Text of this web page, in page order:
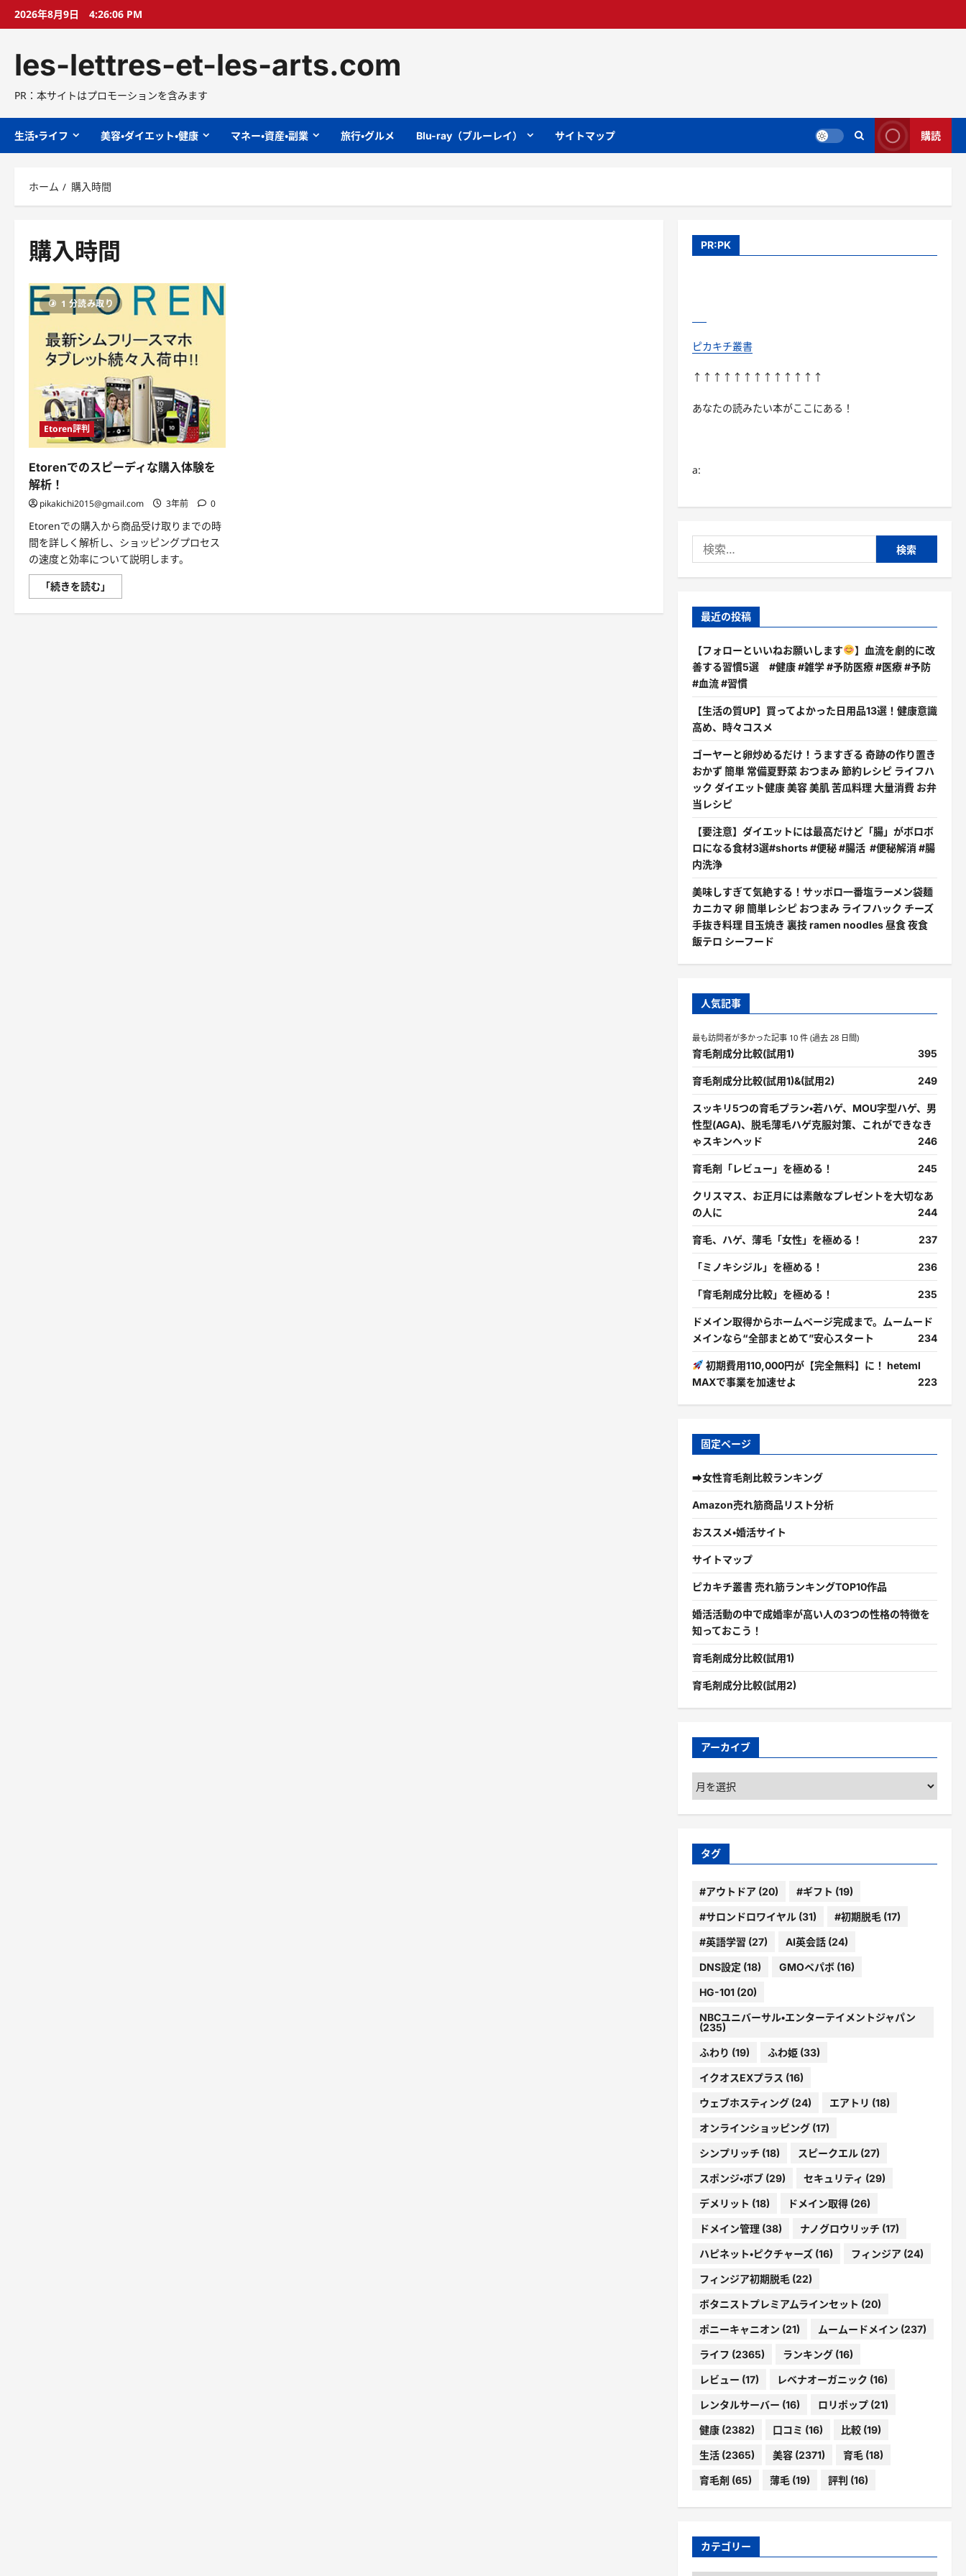
プ
2026年8月9日 4:26:07 PM
les-lettres-et-les-arts.com
PR：本サイトはプロモーションを含みます
生活・ライフ 美容・ダイエット・健康 マネー・資産・副業 旅行・グルメ Blu-ray（ブルーレイ） サイトマップ 購読
ホーム 購入時間
購入時間
1 分読み取り
Etoren評判
Etorenでのスピーディな購入体験を
解析！
pikakichi2015@gmail.com 3年前 0
Etorenでの購入から商品受け取りまでの時
間を詳しく解析し、ショッピングプロセス
の速度と効率について説明します。
「続きを読む」
で
ス
PR:PK
ピカキチ叢書
↑↑↑↑↑↑↑↑↑↑↑↑↑
あなたの読みたい本がここにある！
a:
索:
最近の投稿
【フォローといいねお願いします
】血流を劇的に改
善する習慣5選 #健康 #雑学 #予防医療 #医療 #予防
#血流 #習慣
【生活の質UP】買ってよかった日用品13選！健康意識
高め、時々コスメ
ゴーヤーと卵炒めるだけ！うますぎる 奇跡の作り置き
おかず 簡単 常備夏野菜 おつまみ 節約レシピ ライフハ
ック ダイエット健康 美容 美肌 苦瓜料理 大量消費 お弁
当レシピ
【要注意】ダイエットには最高だけど「腸」がボロボ
ロになる食材3選#shorts #便秘 #腸活 #便秘解消 #腸
内洗浄
美味しすぎて気絶する！サッポロ一番塩ラーメン袋麺
カニカマ 卵 簡単レシピ おつまみ ライフハック チーズ
手抜き料理 目玉焼き 裏技 ramen noodles 昼食 夜食
飯テロ シーフード
人気記事
最も訪問者が多かった記事 10 件 (過去 28 日間)
育毛剤成分比較(試用1) 395
育毛剤成分比較(試用1)&(試用2) 249
スッキリ5つの育毛プラン・若ハゲ、MOU字型ハゲ、男
性型(AGA)、脱毛薄毛ハゲ克服対策、これができなき
ゃスキンヘッド
246
育毛剤「レビュー」を極める！ 245
クリスマス、お正月には素敵なプレゼントを大切なあ
の人に
244
育毛、ハゲ、薄毛「女性」を極める！ 237
「ミノキシジル」を極める！ 236
「育毛剤成分比較」を極める！ 235
ドメイン取得からホームページ完成まで。ムームード
メインなら“全部まとめて”安心スタート
234
初期費用110,000円が【完全無料】に！ heteml
MAXで事業を加速せよ
223
固定ページ
➡女性育毛剤比較ランキング
Amazon売れ筋商品リスト分析
おススメ・婚活サイト
サイトマップ
ピカキチ叢書 売れ筋ランキングTOP10作品
婚活活動の中で成婚率が高い人の3つの性格の特徴を
知っておこう！
育毛剤成分比較(試用1)
育毛剤成分比較(試用2)
アーカイブ
ア
ー
カ
ブ
タグ
#アウトドア(20) #ギフト (19)
#サロンドロワイヤル(31) #初期脱毛(17)
#英語学習 (27) AI英会話(24)
DNS設定 (18) GMOペパボ(16)
HG-101(20)
NBCユニバーサル・エンターテイメントジャパン
(235)
ふわり (19) ふわ姫(33)
イクオスEXプラス (16)
ウェブホスティング(24) エアトリ (18)
オンラインショッピング(17)
シンプリッチ (18) スピークエル(27)
スポンジ・ボブ(29) セキュリティ (29)
デメリット (18) ドメイン取得(26)
ドメイン管理(38) ナノグロウリッチ (17)
ハピネット・ピクチャーズ(16) フィンジア(24)
フィンジア初期脱毛(22)
ボタニストプレミアムラインセット (20)
ポニーキャニオン (21) ムームードメイン (237)
ライフ (2365) ランキング(16)
レビュー (17) レベナオーガニック (16)
レンタルサーバー (16) ロリポップ(21)
健康(2382) 口コミ (16) 比較(19)
生活(2365) 美容(2371) 育毛(18)
育毛剤 (65) 薄毛(19) 評判 (16)
カテゴリー